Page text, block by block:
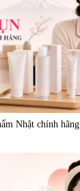
Nhật chính hãng